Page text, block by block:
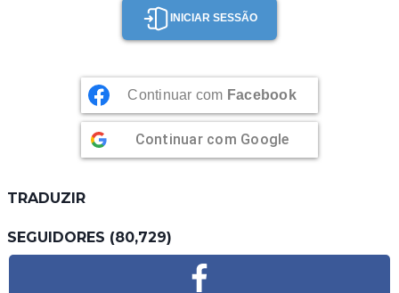
INICIAR SESSÃO
Continuar com Facebook
Continuar com Google
TRADUZIR
SEGUIDORES (80,729)